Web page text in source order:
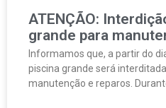
ATENÇÃO:
grande para
Informamos que, a partir do
piscina grande será
manutenção e reparos.